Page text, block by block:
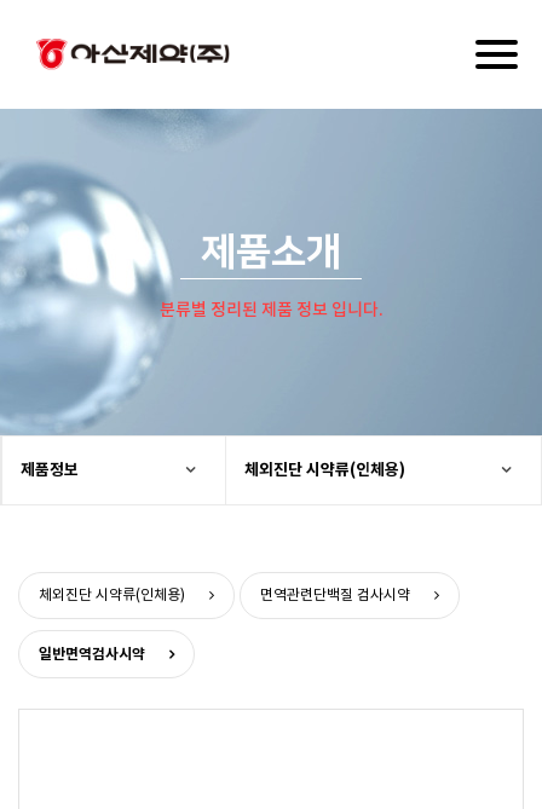
제품소개
분류별 정리된 제품 정보 입니다.
제품정보 체외진단 시약류(인체용)
체외진단 시약류(인체용) 면역관련단백질 검사시약
일반면역검사시약